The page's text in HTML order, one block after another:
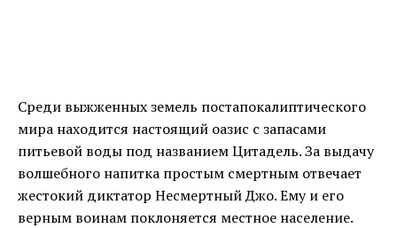
Среди выжженных земель постапокалиптического
мира находится настоящий оазис с запасами
питьевой воды под названием Цитадель. За выдачу
волшебного напитка простым смертным отвечает
жестокий диктатор Несмертный Джо. Ему и его
верным воинам поклоняется местное население.